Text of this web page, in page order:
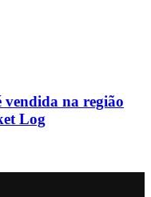
vendida na região
Log